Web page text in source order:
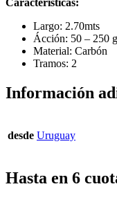
Caracteristicas:
Largo: 2.70mts
Ácción: 50 – 250
Material: Carbón
Tramos: 2
Información
desde Uruguay
Hasta en 6